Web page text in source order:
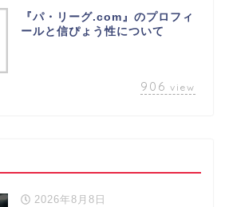
『パ・リーグ.com』のプロフィ
ールと信ぴょう性について
906 view
2026年8月8日